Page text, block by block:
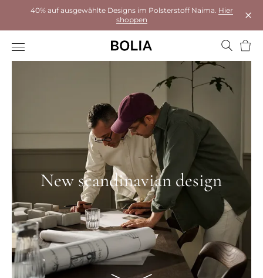
40% auf ausgewählte Designs im Polsterstoff Naima. Hier
shoppen
New scandinavian design